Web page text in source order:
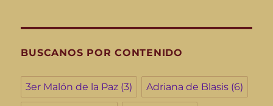
BUSCANOS POR CONTENIDO
3er Malón de la Paz (3) Adriana de Blasis (6)